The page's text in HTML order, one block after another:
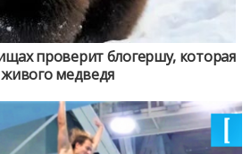
проверит блогершу, которая
медведя